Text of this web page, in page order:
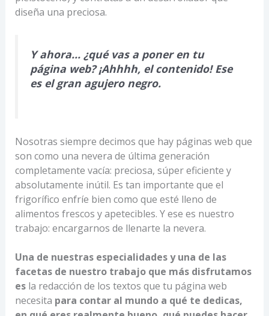
diseña una preciosa.
Y ahora… ¿qué vas a poner en tu
página web? ¡Ahhhh, el contenido! Ese
es el gran agujero negro.
Nosotras siempre decimos que hay páginas web que
son como una nevera de última generación
completamente vacía: preciosa, súper eficiente y
absolutamente inútil. Es tan importante que el
frigorífico enfríe bien como que esté lleno de
alimentos frescos y apetecibles. Y ese es nuestro
trabajo: encargarnos de llenarte la nevera.
Una de nuestras especialidades y una de las
facetas de nuestro trabajo que más disfrutamos
esla redacción de los textos que tu página web
necesita para contar al mundo a qué te dedicas,